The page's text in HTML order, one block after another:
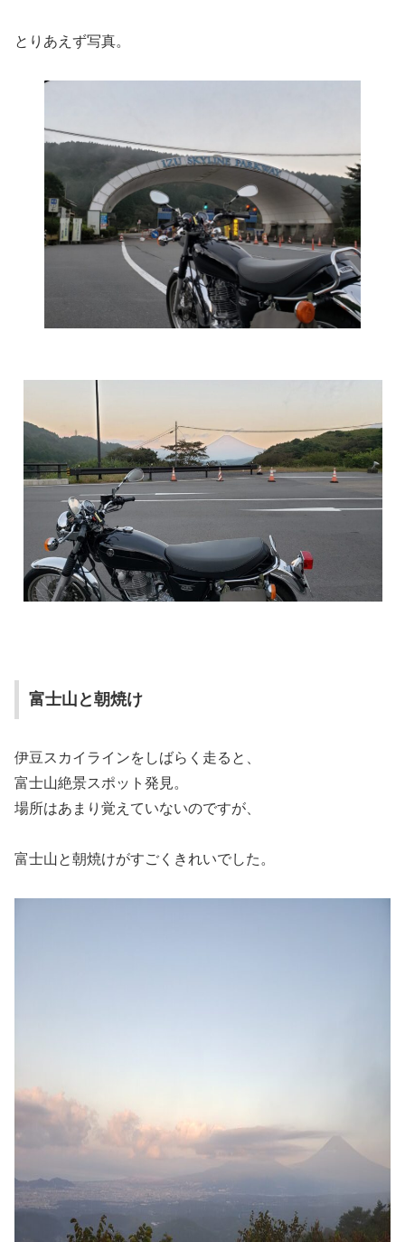
とりあえず写真。
富士山と朝焼け
伊豆スカイラインをしばらく走ると、
富士山絶景スポット発見。
場所はあまり覚えていないのですが、
富士山と朝焼けがすごくきれいでした。